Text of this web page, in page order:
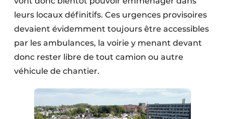
leurs locaux définitifs. Ces urgences provisoires
devaient évidemment toujours être accessibles
par les ambulances, la voirie y menant devant
donc rester libre de tout camion ou autre
véhicule de chantier.